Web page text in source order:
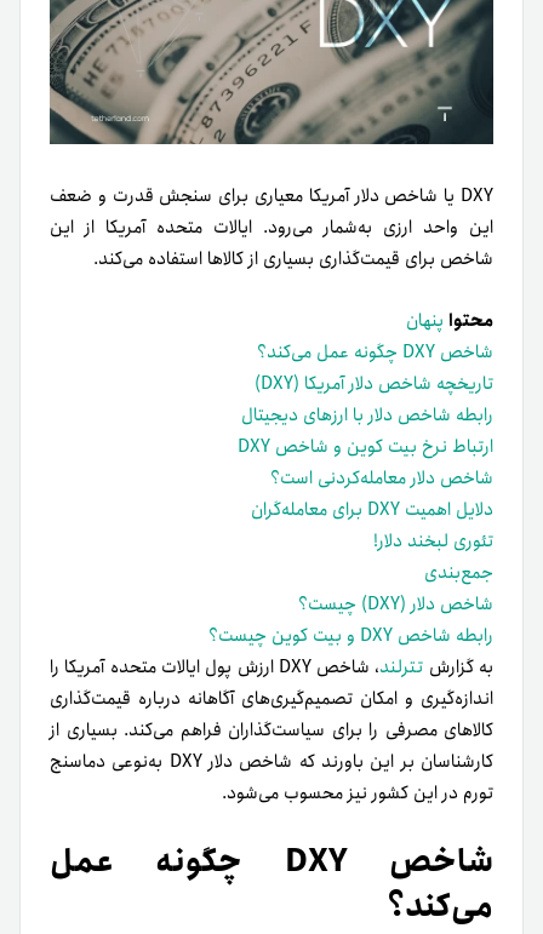
DXY یا شاخص دلار آمریکا معیاری برای سنجش قدرت و ضعف
این واحد ارزی به‌شمار می‌رود. ایالات متحده آمریکا از این
شاخص برای قیمت‌گذاری بسیاری از کالاها استفاده می‌کند.
محتوا پنهان
شاخص DXY چگونه عمل می‌کند؟
تاریخچه شاخص دلار آمریکا (DXY)
رابطه شاخص دلار با ارزهای دیجیتال
ارتباط نرخ بیت کوین و شاخص DXY
شاخص دلار معامله‌کردنی است؟
دلایل اهمیت DXY برای معامله‌گران
تئوری لبخند دلار!
جمع‌بندی
شاخص دلار (DXY) چیست؟
رابطه شاخص DXY و بیت کوین چیست؟
به گزارش تترلند
، شاخص DXY ارزش پول ایالات متحده آمریکا را
اندازه‌گیری و امکان تصمیم‌گیری‌های آگاهانه درباره قیمت‌گذاری
کالاهای مصرفی را برای سیاست‌گذاران فراهم می‌کند. بسیاری از
کارشناسان بر این باورند که شاخص دلار DXY به‌نوعی دماسنج
تورم در این کشور نیز محسوب می‌شود.
شاخص DXY چگونه عمل
می‌کند؟